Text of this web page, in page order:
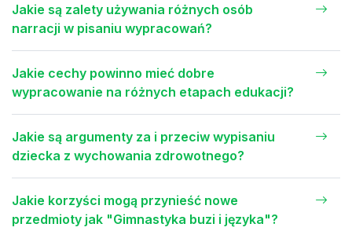
Jakie są zalety używania różnych osób
narracji w pisaniu wypracowań?
Jakie cechy powinno mieć dobre
wypracowanie na różnych etapach edukacji?
Jakie są argumenty za i przeciw wypisaniu
dziecka z wychowania zdrowotnego?
Jakie korzyści mogą przynieść nowe
przedmioty jak "Gimnastyka buzi i języka"?